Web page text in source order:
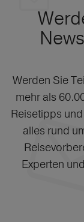
Werden Sie
mehr als
Reisetipps
alles rund
Experten